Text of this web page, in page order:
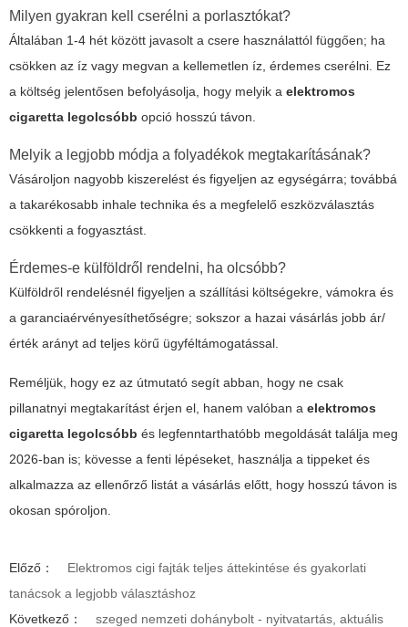
Milyen gyakran kell cserélni a porlasztókat?
Általában 1-4 hét között javasolt a csere használattól függően; ha
csökken az íz vagy megvan a kellemetlen íz, érdemes cserélni. Ez
a költség jelentősen befolyásolja, hogy melyik a elektromos
cigaretta legolcsóbb opció hosszú távon.
Melyik a legjobb módja a folyadékok megtakarításának?
Vásároljon nagyobb kiszerelést és figyeljen az egységárra; továbbá
a takarékosabb inhale technika és a megfelelő eszközválasztás
csökkenti a fogyasztást.
Érdemes-e külföldről rendelni, ha olcsóbb?
Külföldről rendelésnél figyeljen a szállítási költségekre, vámokra és
a garanciaérvényesíthetőségre; sokszor a hazai vásárlás jobb ár/
érték arányt ad teljes körű ügyféltámogatással.
Reméljük, hogy ez az útmutató segít abban, hogy ne csak
pillanatnyi megtakarítást érjen el, hanem valóban a elektromos
cigaretta legolcsóbb és legfenntarthatóbb megoldását találja meg
2026-ban is; kövesse a fenti lépéseket, használja a tippeket és
alkalmazza az ellenőrző listát a vásárlás előtt, hogy hosszú távon is
okosan spóroljon.
Előző：
Elektromos cigi fajták teljes áttekintése és gyakorlati
tanácsok a legjobb választáshoz
Következő：
szeged nemzeti dohánybolt - nyitvatartás, aktuális